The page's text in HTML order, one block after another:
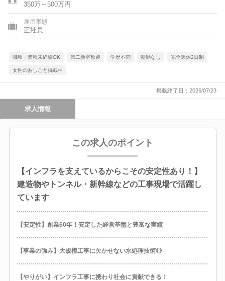
350万～500万円
雇用形態
正社員
職種・業種未経験OK 第二新卒歓迎 学歴不問 転勤なし 完全週休2日制
女性のおしごと掲載中
掲載終了日：2026/07/23
求人情報
この求人のポイント
【インフラを支えているからこその安定性あり！】
建造物やトンネル・新幹線などの工事現場で活躍し
ています
【安定性】創業60年！安定した経営基盤と豊富な実績
【事業の強み】大規模工事に欠かせない水処理技術◎
【やりがい】インフラ工事に携わり社会に貢献できる！